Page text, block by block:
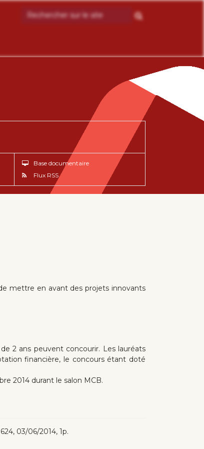
Base documentaire
Flux RSS
mettre en avant des projets innovants
2 ans peuvent concourir. Les lauréats
financière, le concours étant doté
2014 durant le salon MCB.
03/06/2014, 1p.